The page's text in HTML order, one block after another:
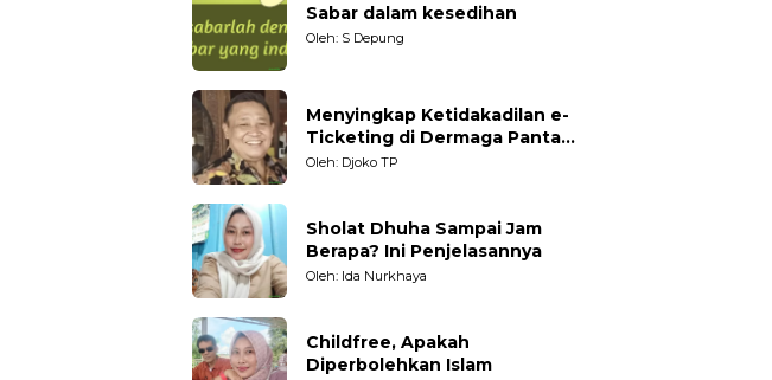
Sabar dalam kesedihan
Oleh: S Depung
Menyingkap Ketidakadilan e-
Ticketing di Dermaga Pantai
Kartini Jepara, terhadap
Oleh: Djoko TP
Sholat Dhuha Sampai Jam
Berapa? Ini Penjelasannya
Oleh: Ida Nurkhaya
Childfree, Apakah
Diperbolehkan Islam